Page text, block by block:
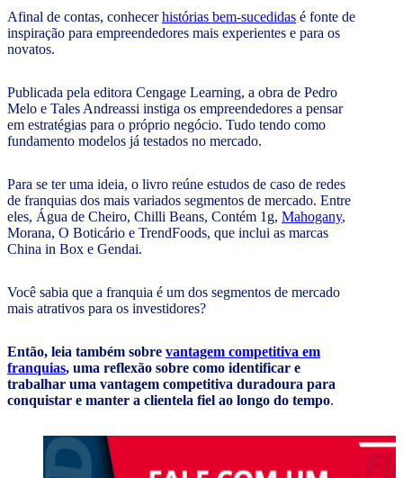
Afinal de contas, conhecerhistórias bem-sucedidas é fonte de
inspiração para empreendedores mais experientes e para os
novatos.
Publicada pela editora Cengage Learning, a obra de Pedro
Melo e Tales Andreassi instiga os empreendedores a pensar
em estratégias para o próprio negócio. Tudo tendo como
fundamento modelos já testados no mercado.
Para se ter uma ideia, o livro reúne estudos de caso de redes
de franquias dos mais variados segmentos de mercado. Entre
eles, Água de Cheiro, Chilli Beans, Contém 1g, Mahogany,
Morana, O Boticário e TrendFoods, que inclui as marcas
China in Box e Gendai.
Você sabia que a franquia é um dos segmentos de mercado
mais atrativos para os investidores?
Então, leia também sobre vantagem competitiva em
franquias, uma reflexão sobre como identificar e
trabalhar uma vantagem competitiva duradoura para
conquistar e manter a clientela fiel ao longo do tempo.